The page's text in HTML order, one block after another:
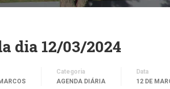
dia 12/03/2024
Categoria
AGENDA DIÁRIA
Data
12 DE